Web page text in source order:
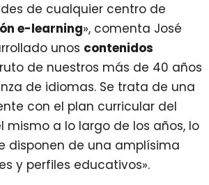
de cualquier centro de
e-learning», comenta José
unos contenidos
de nuestros más de 40 años
de idiomas. Se trata de una
con el plan curricular del
a lo largo de los años, lo
disponen de una amplísima
y perfiles educativos».